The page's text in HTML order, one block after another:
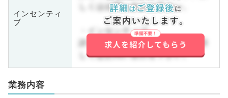
インセンティ
ブ
しくはお問い合わせ下さい。
・インセンティブ
詳しくはお問い合わせ下さい。詳
しくはお問い合わせ下さい。
業務内容